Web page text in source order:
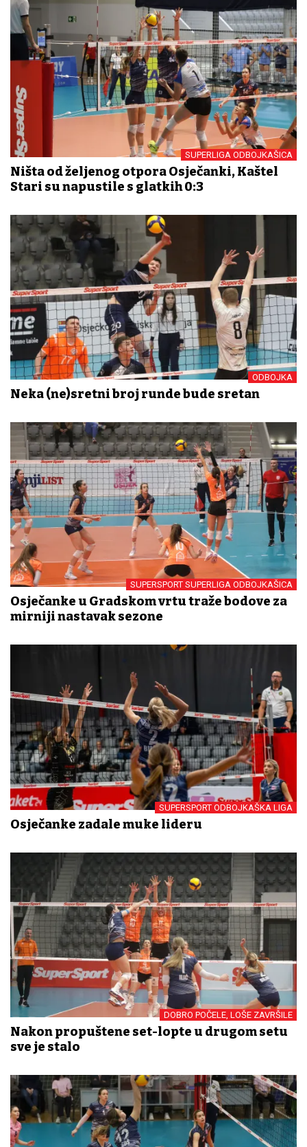
SUPERLIGA ODBOJKAŠICA
Ništa od željenog otpora Osječanki, Kaštel
Stari su napustile s glatkih 0:3
ODBOJKA
Neka (ne)sretni broj runde bude sretan
SUPERSPORT SUPERLIGA ODBOJKAŠICA
Osječanke u Gradskom vrtu traže bodove za
mirniji nastavak sezone
SUPERSPORT ODBOJKAŠKA LIGA
Osječanke zadale muke lideru
DOBRO POČELE, LOŠE ZAVRŠILE
Nakon propuštene set-lopte u drugom setu
sve je stalo